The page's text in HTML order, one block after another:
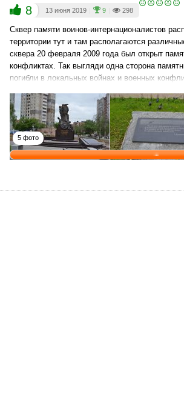
8 13 июня 2019 9 298
Сквер памяти воинов-интернационалистов
территории тут и там располагаются
сквера 20 февраля 2009 года был открыт
конфликтах. Так выгляди одна сторона
погибли в локальных войнах и военных
5 фото